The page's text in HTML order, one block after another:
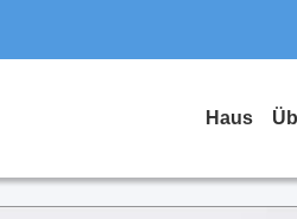
Haus